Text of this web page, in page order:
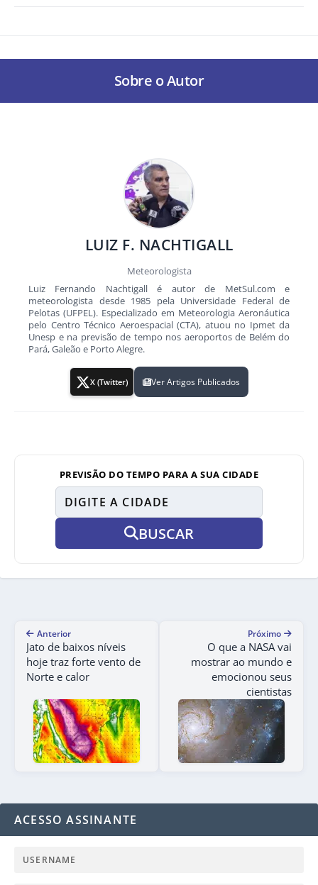
Sobre o Autor
LUIZ F. NACHTIGALL
Meteorologista
Luiz Fernando Nachtigall é autor de MetSul.com e
meteorologista desde 1985 pela Universidade Federal de
Pelotas (UFPEL). Especializado em Meteorologia Aeronáutica
pelo Centro Técnico Aeroespacial (CTA), atuou no Ipmet da
Unesp e na previsão de tempo nos aeroportos de Belém do
Pará, Galeão e Porto Alegre.
X (Twitter) Ver Artigos Publicados
PREVISÃO DO TEMPO PARA A SUA CIDADE
BUSCAR
Anterior
Jato de baixos níveis
hoje traz forte vento de
Norte e calor
Próximo
O que a NASA vai
mostrar ao mundo e
emocionou seus
cientistas
ACESSO ASSINANTE